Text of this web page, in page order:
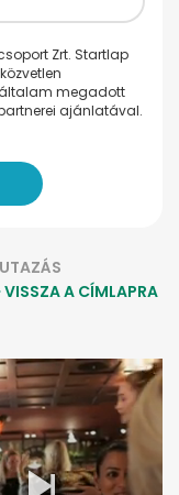
Zrt. Startlap
általam megadott
ajánlatával.
VISSZA A CÍMLAPRA